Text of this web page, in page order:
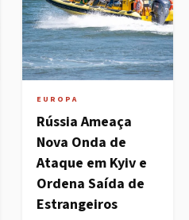
EUROPA
Rússia Ameaça
Nova Onda de
Ataque em Kyiv e
Ordena Saída de
Estrangeiros